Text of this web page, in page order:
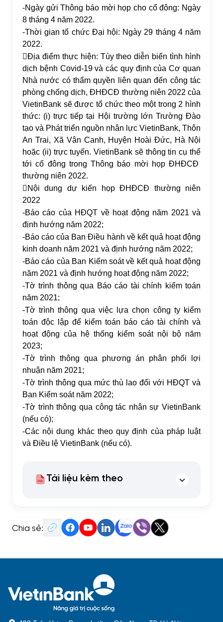
-Ngày gửi Thông báo mời họp cho cổ đông: Ngày
8 tháng 4 năm 2022.
-Thời gian tổ chức Đại hội: Ngày 29 tháng 4 năm
2022.
Địa điểm thực hiện: Tùy theo diễn biến tình hình
dịch bệnh Covid-19 và các quy định của Cơ quan
Nhà nước có thẩm quyền liên quan đến công tác
phòng chống dịch, ĐHĐCĐ thường niên 2022 của
VietinBank sẽ được tổ chức theo một trong 2 hình
thức: (i) trực tiếp tại Hội trường lớn Trường Đào
tạo và Phát triển nguồn nhân lực VietinBank, Thôn
An Trai, Xã Vân Canh, Huyện Hoài Đức, Hà Nội
hoặc (ii) trực tuyến. VietinBank sẽ thông tin cụ thể
tới cổ đông trong Thông báo mời họp ĐHĐCĐ
thường niên 2022.
 Nội dung dự kiến họp ĐHĐCĐ thường niên
2022
-Báo cáo của HĐQT về hoạt động năm 2021 và
định hướng năm 2022;
-Báo cáo của Ban Điều hành về kết quả hoạt động
kinh doanh năm 2021 và định hướng năm 2022;
-Báo cáo của Ban Kiểm soát về kết quả hoạt động
năm 2021 và định hướng hoạt động năm 2022;
-Tờ trình thông qua Báo cáo tài chính kiểm toán
năm 2021;
-Tờ trình thông qua việc lựa chọn công ty kiểm
toán độc lập để kiểm toán báo cáo tài chính và
hoạt động của hệ thống kiểm soát nội bộ năm
2023;
-Tờ trình thông qua phương án phân phối lợi
nhuận năm 2021;
-Tờ trình thông qua mức thù lao đối với HĐQT và
Ban Kiểm soát năm 2022;
-Tờ trình thông qua công tác nhân sự VietinBank
(nếu có);
-Các nội dung khác theo quy định của pháp luật
và Điều lệ VietinBank (nếu có).
Tài liệu kèm theo
Chia sẻ: